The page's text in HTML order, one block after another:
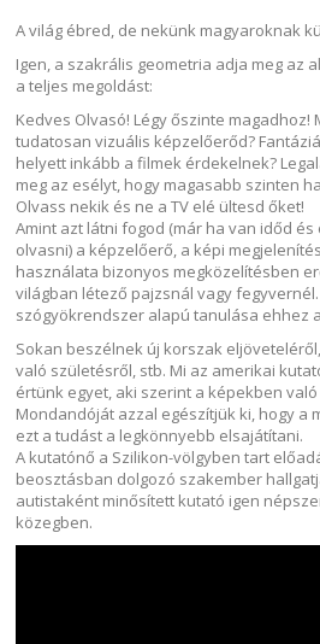
A világ ébred, de nekünk magyaroknak
Igen, a szakrális geometria adja meg az
a teljes megoldást:
Kedves Olvasó! Légy őszinte
tudatosan vizuális képzelőerőd?
helyett inkább a filmek érdekelnek?
meg az esélyt, hogy magasabb szinten
Olvass nekik és ne a TV elé ültesd őket!
Amint azt látni fogod (már ha van időd
olvasni) a képzelőerő, a képi
használata bizonyos megközelítésben
világban létező pajzsnál vagy
szógyökrendszer alapú tanulása ehhez
Sokan beszélnek új korszak
való születésről, stb. Mi az amerikai
értünk egyet, aki szerint a képekben
Mondandóját azzal egészítjük ki, hogy a
ezt a tudást a legkönnyebb elsajátítani.
A kutatónő a Szilikon-völgyben tart
beosztásban dolgozó szakember
autistaként minősített kutató igen
közegben.